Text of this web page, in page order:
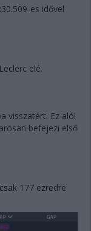
es idővel
elé.
visszatért. Ez alól
befejezi első
177 ezredre